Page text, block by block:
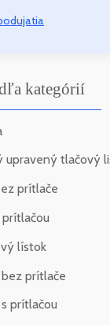
kategórií
upravený tlačový
prítlače
lístok
prítlače
prítlačou